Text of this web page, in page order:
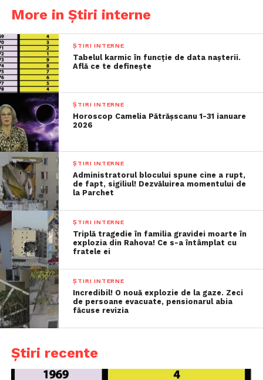
More in Știri interne
ȘTIRI INTERNE
Tabelul karmic în funcție de data nașterii.
Află ce te definește
ȘTIRI INTERNE
Horoscop Camelia Pătrășscanu 1-31 ianuare
2026
ȘTIRI INTERNE
Administratorul blocului spune cine a rupt,
de fapt, sigiliul! Dezvăluirea momentului de
la Parchet
ȘTIRI INTERNE
Triplă tragedie în familia gravidei moarte în
explozia din Rahova! Ce s-a întâmplat cu
fratele ei
ȘTIRI INTERNE
Incredibil! O nouă explozie de la gaze. Zeci
de persoane evacuate, pensionarul abia
făcuse revizia
Știri recente